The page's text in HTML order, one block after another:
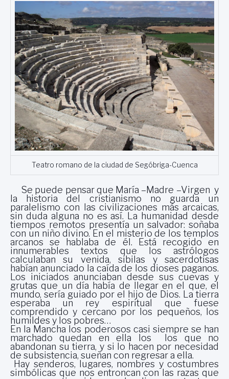
Teatro romano de la ciudad de Segóbriga-Cuenca
Se puede pensar que María –Madre –Virgen y
la historia del cristianismo no guarda un
paralelismo con las civilizaciones más arcaicas,
sin duda alguna no es así. La humanidad desde
tiempos remotos presentía un salvador: soñaba
con un niño divino. En el misterio de los templos
arcanos se hablaba de él. Está recogido en
innumerables textos que los astrólogos
calculaban su venida, sibilas y sacerdotisas
habían anunciado la caída de los dioses paganos.
Los iniciados anunciaban desde sus cuevas y
grutas que un día había de llegar en el que, el
mundo, sería guiado por el hijo de Dios. La tierra
esperaba un rey espiritual que fuese
comprendido y cercano por los pequeños, los
humildes y los pobres…
En la Mancha los poderosos casi siempre se han
marchado quedan en ella los los que no
abandonan su tierra, y si lo hacen por necesidad
de subsistencia, sueñan con regresar a ella.
Hay senderos, lugares, nombres y costumbres
simbólicas que nos entroncan con las razas que